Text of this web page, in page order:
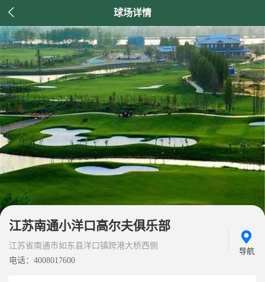
 球场详情
江苏南通小洋口高尔夫俱乐部
江苏省南通市如东县洋口镇跨港大桥西侧
电话：4008017600
导航